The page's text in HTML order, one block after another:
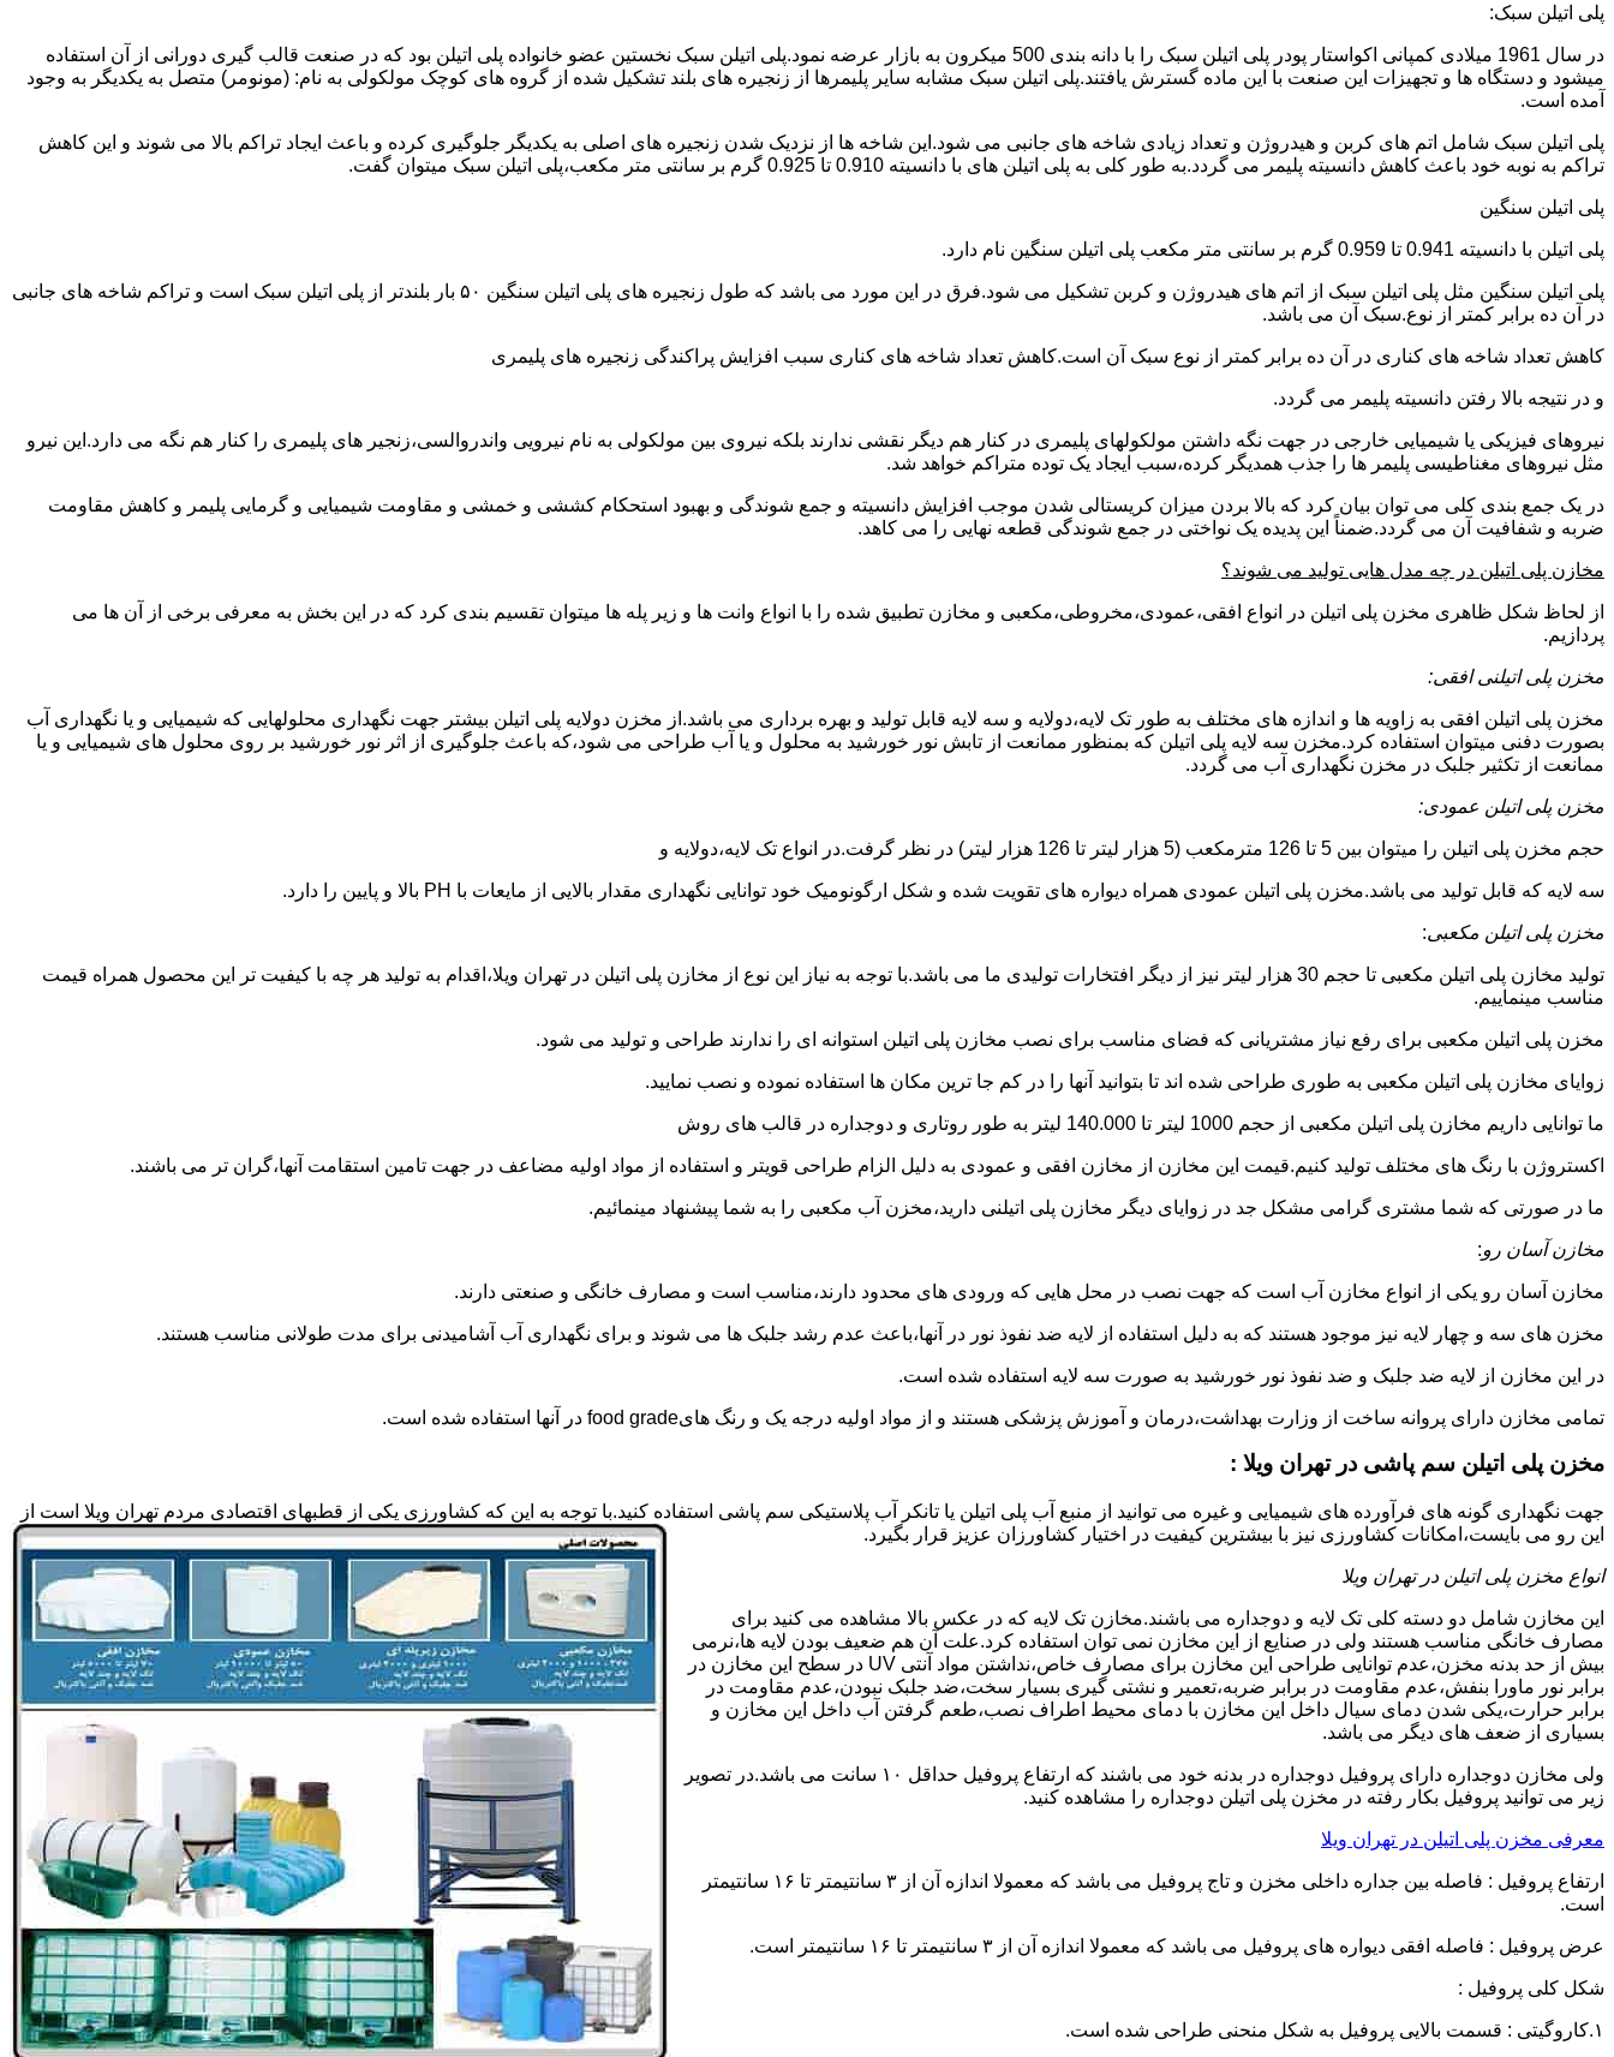
پلی اتیلن سبک:
در سال 1961 میلادی کمپانی اکواستار پودر پلی اتیلن سبک را با دانه بندی 500 میکرون به بازار عرضه نمود.پلی اتیلن سبک نخستین عضو خانواده پلی اتیلن بود که در صنعت قالب گیری دورانی از آن استفاده
میشود و دستگاه ها و تجهیزات این صنعت با این ماده گسترش یافتند.پلی اتیلن سبک مشابه سایر پلیمرها از زنجیره های بلند تشکیل شده از گروه های کوچک مولکولی به نام: (مونومر) متصل به یکدیگر به وجود
آمده است.
پلی اتیلن سبک شامل اتم های کربن و هیدروژن و تعداد زیادی شاخه های جانبی می شود.این شاخه ها از نزدیک شدن زنجیره های اصلی به یکدیگر جلوگیری کرده و باعث ایجاد تراکم بالا می شوند و این کاهش
تراکم به نوبه خود باعث کاهش دانسیته پلیمر می گردد.به طور کلی به پلی اتیلن های با دانسیته 0.910 تا 0.925 گرم بر سانتی متر مکعب،پلی اتیلن سبک میتوان گفت.
پلی اتیلن سنگین
پلی اتیلن با دانسیته 0.941 تا 0.959 گرم بر سانتی متر مکعب پلی اتیلن سنگین نام دارد.
پلی اتیلن سنگین مثل پلی اتیلن سبک از اتم های هیدروژن و کربن تشکیل می شود.فرق در این مورد می باشد که طول زنجیره های پلی اتیلن سنگین ۵۰ بار بلندتر از پلی اتیلن سبک است و تراکم شاخه های جانبی
در آن ده برابر کمتر از نوع.سبک آن می باشد.
کاهش تعداد شاخه های کناری در آن ده برابر کمتر از نوع سبک آن است.کاهش تعداد شاخه های کناری سبب افزایش پراکندگی زنجیره های پلیمری
و در نتیجه بالا رفتن دانسیته پلیمر می گردد.
نیروهای فیزیکی یا شیمیایی خارجی در جهت نگه داشتن مولکولهای پلیمری در کنار هم دیگر نقشی ندارند بلکه نیروی بین مولکولی به نام نیرویی واندروالسی،زنجیر های پلیمری را کنار هم نگه می دارد.این نیرو
مثل نیروهای مغناطیسی پلیمر ها را جذب همدیگر کرده،سبب ایجاد یک توده متراکم خواهد شد.
در یک جمع بندی کلی می توان بیان کرد که بالا بردن میزان کریستالی شدن موجب افزایش دانسیته و جمع شوندگی و بهبود استحکام کششی و خمشی و مقاومت شیمیایی و گرمایی پلیمر و کاهش مقاومت
ضربه و شفافیت آن می گردد.ضمناً این پدیده یک نواختی در جمع شوندگی قطعه نهایی را می کاهد.
مخازن پلی اتیلن در چه مدل هایی تولید می شوند؟
از لحاظ شکل ظاهری مخزن پلی اتیلن در انواع افقی،عمودی،مخروطی،مکعبی و مخازن تطبیق شده را با انواع وانت ها و زیر پله ها میتوان تقسیم بندی کرد که در این بخش به معرفی برخی از آن ها می
پردازیم.
مخزن پلی اتیلنی افقی:
مخزن پلی اتیلن افقی به زاویه ها و اندازه های مختلف به طور تک لایه،دولایه و سه لایه قابل تولید و بهره برداری می باشد.از مخزن دولایه پلی اتیلن بیشتر جهت نگهداری محلولهایی که شیمیایی و یا نگهداری آب
بصورت دفنی میتوان استفاده کرد.مخزن سه لایه پلی اتیلن که بمنظور ممانعت از تابش نور خورشید به محلول و یا آب طراحی می شود،که باعث جلوگیری از اثر نور خورشید بر روی محلول های شیمیایی و یا
ممانعت از تکثیر جلبک در مخزن نگهداری آب می گردد.
مخزن پلی اتیلن عمودی:
حجم مخزن پلی اتیلن را میتوان بین 5 تا 126 مترمکعب (5 هزار لیتر تا 126 هزار لیتر) در نظر گرفت.در انواع تک لایه،دولایه و
سه لایه که قابل تولید می باشد.مخزن پلی اتیلن عمودی همراه دیواره های تقویت شده و شکل ارگونومیک خود توانایی نگهداری مقدار بالایی از مایعات با PH بالا و پایین را دارد.
مخزن پلی اتیلن مکعبی:
تولید مخازن پلی اتیلن مکعبی تا حجم 30 هزار لیتر نیز از دیگر افتخارات تولیدی ما می باشد.با توجه به نیاز این نوع از مخازن پلی اتیلن در تهران ویلا،اقدام به تولید هر چه با کیفیت تر این محصول همراه قیمت
مناسب مینماییم.
مخزن پلی اتیلن مکعبی برای رفع نیاز مشتریانی که فضای مناسب برای نصب مخازن پلی اتیلن استوانه ای را ندارند طراحی و تولید می شود.
زوایای مخازن پلی اتیلن مکعبی به طوری طراحی شده اند تا بتوانید آنها را در کم جا ترین مکان ها استفاده نموده و نصب نمایید.
ما توانایی داریم مخازن پلی اتیلن مکعبی از حجم 1000 لیتر تا 140.000 لیتر به طور روتاری و دوجداره در قالب های روش
اکستروژن با رنگ های مختلف تولید کنیم.قیمت این مخازن از مخازن افقی و عمودی به دلیل الزام طراحی قویتر و استفاده از مواد اولیه مضاعف در جهت تامین استقامت آنها،گران تر می باشند.
ما در صورتی که شما مشتری گرامی مشکل جد در زوایای دیگر مخازن پلی اتیلنی دارید،مخزن آب مکعبی را به شما پیشنهاد مینمائیم.
مخازن آسان رو:
مخازن آسان رو یکی از انواع مخازن آب است که جهت نصب در محل هایی که ورودی های محدود دارند،مناسب است و مصارف خانگی و صنعتی دارند.
مخزن های سه و چهار لایه نیز موجود هستند که به دلیل استفاده از لایه ضد نفوذ نور در آنها،باعث عدم رشد جلبک ها می شوند و برای نگهداری آب آشامیدنی برای مدت طولانی مناسب هستند.
در این مخازن از لایه ضد جلبک و ضد نفوذ نور خورشید به صورت سه لایه استفاده شده است.
تمامی مخازن دارای پروانه ساخت از وزارت بهداشت،درمان و آموزش پزشکی هستند و از مواد اولیه درجه یک و رنگ هایfood grade در آنها استفاده شده است.
مخزن پلی اتیلن سم پاشی در تهران ویلا :
جهت نگهداری گونه های فرآورده های شیمیایی و غیره می توانید از منبع آب پلی اتیلن یا تانکر آب پلاستیکی سم پاشی استفاده کنید.با توجه به این که کشاورزی یکی از قطبهای اقتصادی مردم تهران ویلا است از
این رو می بایست،امکانات کشاورزی نیز با بیشترین کیفیت در اختیار کشاورزان عزیز قرار بگیرد.
انواع مخزن پلی اتیلن در تهران ویلا
این مخازن شامل دو دسته کلی تک لایه و دوجداره می باشند.مخازن تک لایه که در عکس بالا مشاهده می کنید برای
مصارف خانگی مناسب هستند ولی در صنایع از این مخازن نمی توان استفاده کرد.علت آن هم ضعیف بودن لایه ها،نرمی
بیش از حد بدنه مخزن،عدم توانایی طراحی این مخازن برای مصارف خاص،نداشتن مواد آنتی UV در سطح این مخازن در
برابر نور ماورا بنفش،عدم مقاومت در برابر ضربه،تعمیر و نشتی گیری بسیار سخت،ضد جلبک نبودن،عدم مقاومت در
برابر حرارت،یکی شدن دمای سیال داخل این مخازن با دمای محیط اطراف نصب،طعم گرفتن آب داخل این مخازن و
بسیاری از ضعف های دیگر می باشد.
ولی مخازن دوجداره دارای پروفیل دوجداره در بدنه خود می باشند که ارتفاع پروفیل حداقل ۱۰ سانت می باشد.در تصویر
زیر می توانید پروفیل بکار رفته در مخزن پلی اتیلن دوجداره را مشاهده کنید.
معرفی مخزن پلی اتیلن در تهران ویلا
ارتفاع پروفیل : فاصله بین جداره داخلی مخزن و تاج پروفیل می باشد که معمولا اندازه آن از ۳ سانتیمتر تا ۱۶ سانتیمتر
است.
عرض پروفیل : فاصله افقی دیواره های پروفیل می باشد که معمولا اندازه آن از ۳ سانتیمتر تا ۱۶ سانتیمتر است.
شکل کلی پروفیل :
۱.کاروگیتی : قسمت بالایی پروفیل به شکل منحنی طراحی شده است.